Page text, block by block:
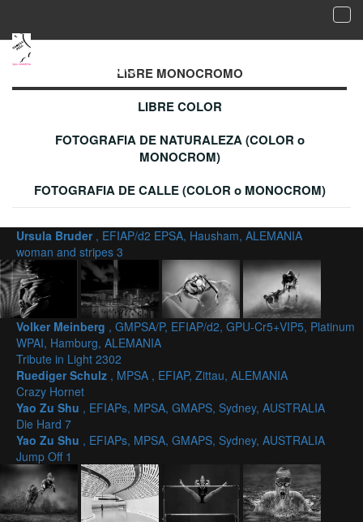
MONOCROMOLIBRE MONOCROMO
LIBRE COLOR
FOTOGRAFIA DE NATURALEZA (COLOR o
MONOCROM)
FOTOGRAFIA DE CALLE (COLOR o MONOCROM)
Ursula Bruder , EFIAP/d2 EPSA, Hausham, ALEMANIA
woman and stripes 3
Volker Meinberg , GMPSA/P, EFIAP/d2, GPU-Cr5+VIP5, Platinum
WPAI, Hamburg, ALEMANIA
Tribute in Light 2302
Ruediger Schulz , MPSA , EFIAP, Zittau, ALEMANIA
Crazy Hornet
Yao Zu Shu , EFIAPs, MPSA, GMAPS, Sydney, AUSTRALIA
Die Hard 7
Yao Zu Shu , EFIAPs, MPSA, GMAPS, Sydney, AUSTRALIA
Jump Off 1